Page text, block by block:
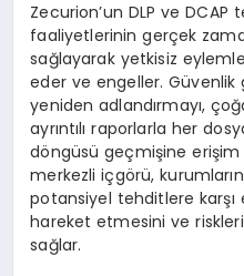
Zecurion’un DLP ve DCAP
faaliyetlerinin gerçek
sağlayarak yetkisiz
eder ve engeller. Güvenlik
yeniden adlandırmayı,
ayrıntılı raporlarla her
döngüsü geçmişine
merkezli içgörü,
potansiyel tehditlere karşı
hareket etmesini ve
sağlar.